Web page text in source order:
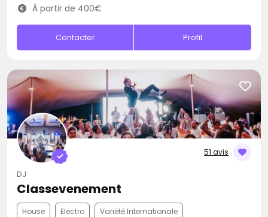
À partir de 400€
Contacter Profil
51 avis
DJ
Classevenement
House Electro Variété Internationale